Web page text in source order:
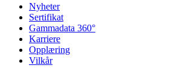
Nyheter
Sertifikat
Gammadata 360°
Karriere
Opplæring
Vilkår